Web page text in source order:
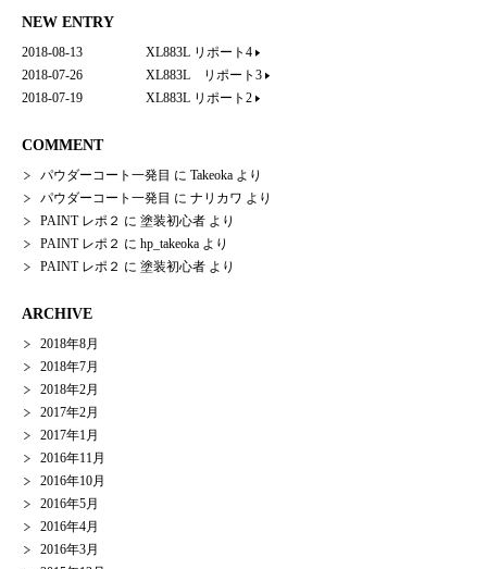
NEW ENTRY
2018-08-13
XL883L リポート4
2018-07-26
XL883L リポート3
2018-07-19
XL883L リポート2
COMMENT
パウダーコート一発目 に Takeoka より
パウダーコート一発目 に ナリカワ より
PAINT レポ２ に 塗装初心者 より
PAINT レポ２ に hp_takeoka より
PAINT レポ２ に 塗装初心者 より
ARCHIVE
2018年8月
2018年7月
2018年2月
2017年2月
2017年1月
2016年11月
2016年10月
2016年5月
2016年4月
2016年3月